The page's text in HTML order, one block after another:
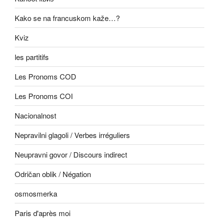
Kako se na francuskom kaže…?
Kviz
les partitifs
Les Pronoms COD
Les Pronoms COI
Nacionalnost
Nepravilni glagoli / Verbes irréguliers
Neupravni govor / Discours indirect
Odričan oblik / Négation
osmosmerka
Paris d'après moi